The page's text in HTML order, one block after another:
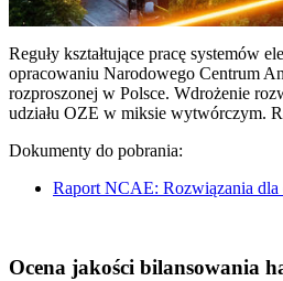
Reguły kształtujące pracę systemów
opracowaniu Narodowego Centrum
rozproszonej w Polsce. Wdrożenie
udziału OZE w miksie wytwórczym.
Dokumenty do pobrania:
Raport NCAE: Rozwiązania dla
Ocena jakości bilansowania